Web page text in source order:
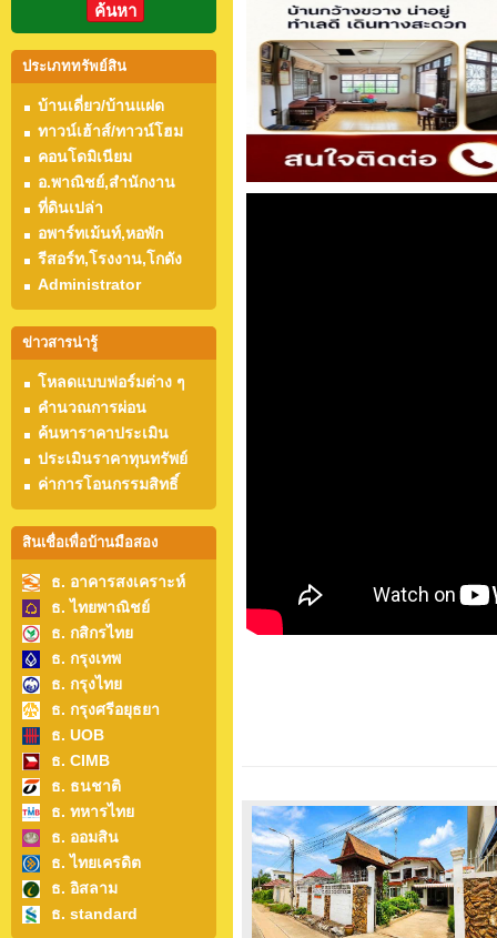
ค้นหา
ประเภททรัพย์สิน
บ้านเดี่ยว/บ้านแฝด
ทาวน์เฮ้าส์/ทาวน์โฮม
คอนโดมิเนียม
อ.พาณิชย์,สำนักงาน
ที่ดินเปล่า
อพาร์ทเม้นท์,หอพัก
รีสอร์ท,โรงงาน,โกดัง
Administrator
ข่าวสารน่ารู้
โหลดแบบฟอร์มต่าง ๆ
คำนวณการผ่อน
ค้นหาราคาประเมิน
ประเมินราคาทุนทรัพย์
ค่าการโอนกรรมสิทธิ์
สินเชื่อเพื่อบ้านมือสอง
ธ. อาคารสงเคราะห์
ธ. ไทยพาณิชย์
ธ. กสิกรไทย
ธ. กรุงเทพ
ธ. กรุงไทย
ธ. กรุงศรีอยุธยา
ธ. UOB
ธ. CIMB
ธ. ธนชาติ
ธ. ทหารไทย
ธ. ออมสิน
ธ. ไทยเครดิต
ธ. อิสลาม
ธ. standard